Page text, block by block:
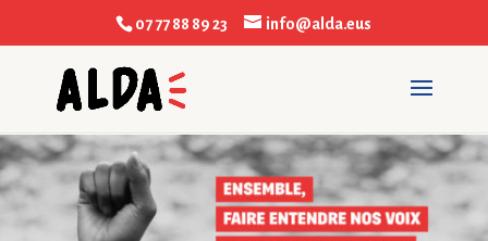
07 77 88 89 23 info@alda.eus